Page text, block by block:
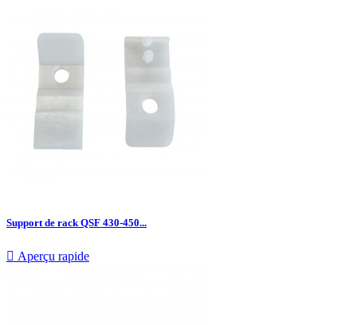
Support de rack QSF 430-450...
 Aperçu rapide